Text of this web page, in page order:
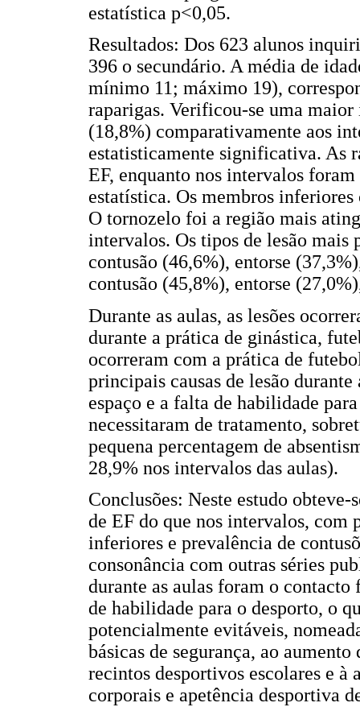
estatística p<0,05.
Resultados: Dos 623 alunos
396 o secundário. A média de
mínimo 11; máximo 19),
raparigas. Verificou-se uma maior
(18,8%) comparativamente aos
estatisticamente significativa. As
EF, enquanto nos intervalos
estatística. Os membros
O tornozelo foi a região mais
intervalos. Os tipos de lesão mais
contusão (46,6%), entorse
contusão (45,8%), entorse
Durante as aulas, as lesões
durante a prática de ginástica,
ocorreram com a prática de
principais causas de lesão
espaço e a falta de habilidade
necessitaram de tratamento,
pequena percentagem de
28,9% nos intervalos das aulas).
Conclusões: Neste estudo
de EF do que nos intervalos, com
inferiores e prevalência de
consonância com outras séries
durante as aulas foram o contacto
de habilidade para o desporto, o
potencialmente evitáveis,
básicas de segurança, ao
recintos desportivos escolares e à
corporais e apetência desportiva